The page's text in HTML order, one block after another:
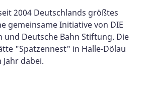
2004 Deutschlands größtes
gemeinsame Initiative von DIE
und Deutsche Bahn Stiftung. Die
"Spatzennest" in Halle-Dölau
dabei.